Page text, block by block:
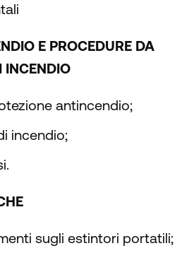
E PROCEDURE DA
INCENDIO
antincendio;
incendio;
sugli estintori portatili;